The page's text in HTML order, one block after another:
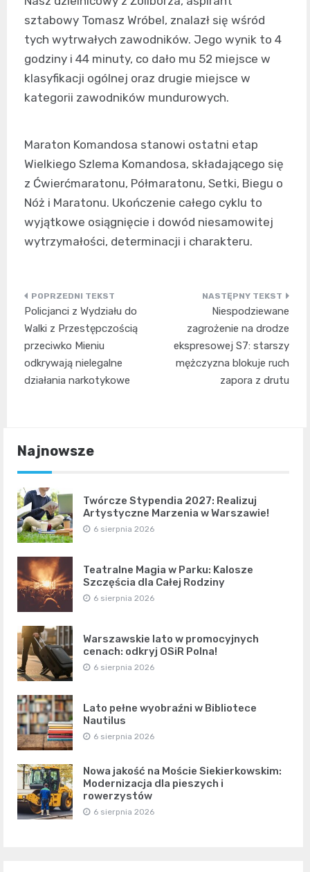
sztabowy Tomasz Wróbel, znalazł się wśród
tych wytrwałych zawodników. Jego wynik to 4
godziny i 44 minuty, co dało mu 52 miejsce w
klasyfikacji ogólnej oraz drugie miejsce w
kategorii zawodników mundurowych.
Maraton Komandosa stanowi ostatni etap
Wielkiego Szlema Komandosa, składającego się
z Ćwierćmaratonu, Półmaratonu, Setki, Biegu o
Nóż i Maratonu. Ukończenie całego cyklu to
wyjątkowe osiągnięcie i dowód niesamowitej
wytrzymałości, determinacji i charakteru.
Nawigacja
wpisu
Policjanci z Wydziału do
Walki z Przestępczością
przeciwko Mieniu
odkrywają nielegalne
działania narkotykowe
Niespodziewane
zagrożenie na drodze
ekspresowej S7: starszy
mężczyzna blokuje ruch
zapora z drutu
Najnowsze
Twórcze Stypendia 2027: Realizuj
Artystyczne Marzenia w Warszawie!
6 sierpnia 2026
Teatralne Magia w Parku: Kalosze
Szczęścia dla Całej Rodziny
6 sierpnia 2026
Warszawskie lato w promocyjnych
cenach: odkryj OSiR Polna!
6 sierpnia 2026
Lato pełne wyobraźni w Bibliotece
Nautilus
6 sierpnia 2026
Nowa jakość na Moście Siekierkowskim:
Modernizacja dla pieszych i
rowerzystów
6 sierpnia 2026